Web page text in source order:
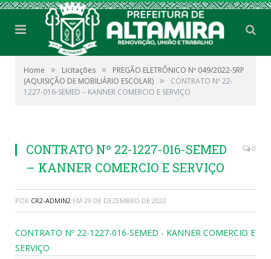
Home » Licitações »
PREGÃO ELETRÔNICO Nº 049/2022-SRP
(AQUISIÇÃO DE MOBILIÁRIO ESCOLAR) »
CONTRATO Nº 22-
1227-016-SEMED – KANNER COMERCIO E SERVIÇO
CONTRATO Nº 22-1227-016-SEMED
– KANNER COMERCIO E SERVIÇO
0
POR CR2-ADMIN2 EM 29 DE DEZEMBRO DE 2022
CONTRATO Nº 22-1227-016-SEMED - KANNER COMERCIO E
SERVIÇO